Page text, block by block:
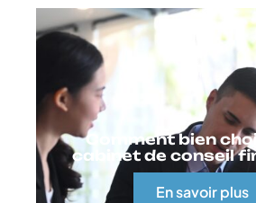
Comment bien
cabinet de conseil
En savoir plus